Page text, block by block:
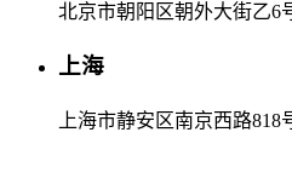
北京市朝阳区朝外大街乙6
上海
上海市静安区南京西路818